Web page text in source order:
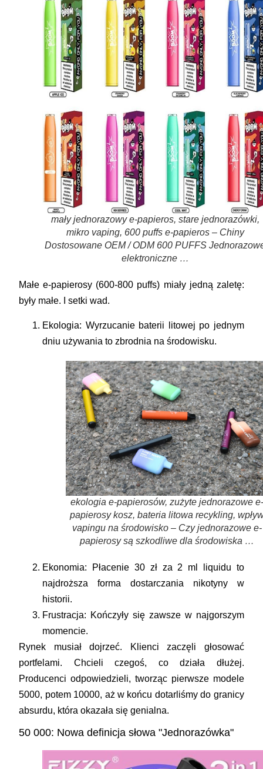
mały jednorazowy e-papieros, stare jednorazówki,
mikro vaping, 600 puffs e-papieros – Chiny
Dostosowane OEM / ODM 600 PUFFS
elektroniczne …
Małe e-papierosy (600-800 puffs) miały jedną zaletę:
były małe. I setki wad.
Ekologia: Wyrzucanie baterii litowej po jednym
dniu używania to zbrodnia na środowisku.
ekologia e-papierosów, zużyte jednorazowe e-
papierosy kosz, bateria litowa recykling,
vapingu na środowisko – Czy jednorazowe e-
papierosy są szkodliwe dla środowiska …
Ekonomia: Płacenie 30 zł za 2 ml liquidu to
najdroższa forma dostarczania nikotyny w
historii.
Frustracja: Kończyły się zawsze w najgorszym
momencie.
Rynek musiał dojrzeć. Klienci zaczęli głosować
portfelami. Chcieli czegoś, co działa dłużej.
Producenci odpowiedzieli, tworząc pierwsze modele
5000, potem 10000, aż w końcu dotarliśmy do granicy
absurdu, która okazała się genialna.
50 000: Nowa definicja słowa "Jednorazówka"